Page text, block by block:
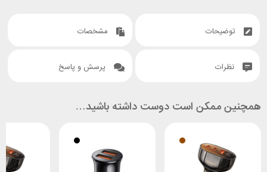
توضیحات مشخصات
نظرات پرسش و پاسخ
همچنین ممکن است دوست داشته باشید…